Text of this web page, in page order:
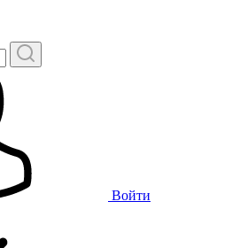
Войти